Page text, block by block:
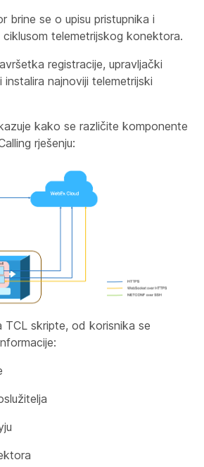
brine se o upisu pristupnika i
ciklusom telemetrijskog konektora.
registracije, upravljački
najnoviji telemetrijski
kako se različite komponente
rješenju:
TCL skripte, od korisnika se